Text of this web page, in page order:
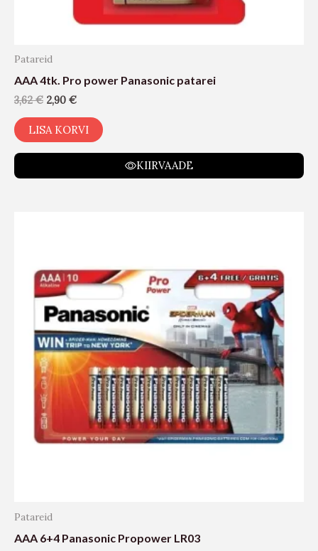
Patareid
AAA 4tk. Pro power Panasonic patarei
3,62€ 2,90 €
LISA KORVI
KIIRVAADE
Patareid
AAA 6+4 Panasonic Propower LR03